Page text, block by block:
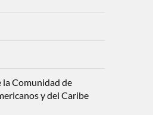
la Comunidad de
y del Caribe